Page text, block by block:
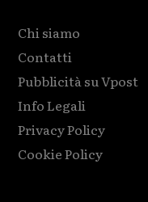
Chi siamo
Contatti
Pubblicità su Vpost
Info Legali
Privacy Policy
Cookie Policy